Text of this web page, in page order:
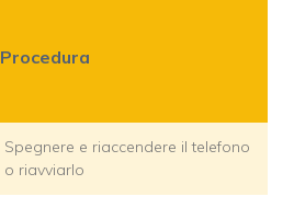
Procedura
Spegnere e riaccendere il telefono
o riavviarlo